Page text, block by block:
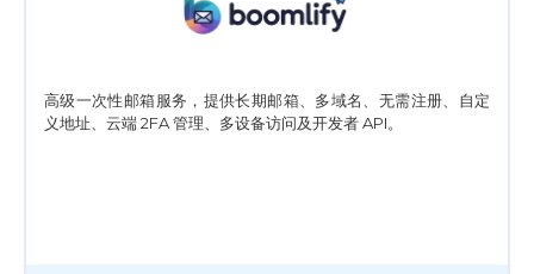
高级一次性邮箱服务，提供长期邮箱、多域名、无需注册、自定
义地址、云端 2FA 管理、多设备访问及开发者 API。